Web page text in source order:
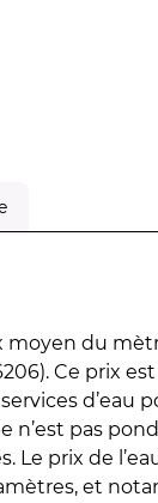
du
Ce prix
d’eau
n’est pas
Le prix de
et